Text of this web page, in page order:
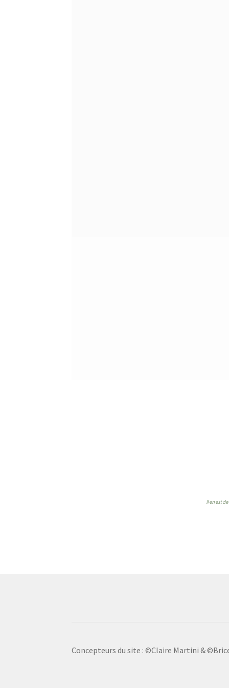
Il en est
Concepteurs du site : ©Claire Martini &